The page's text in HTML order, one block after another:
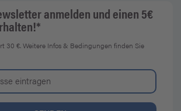
anmelden und einen 5€
30 €. Weitere Infos & Bedingungen finden Sie